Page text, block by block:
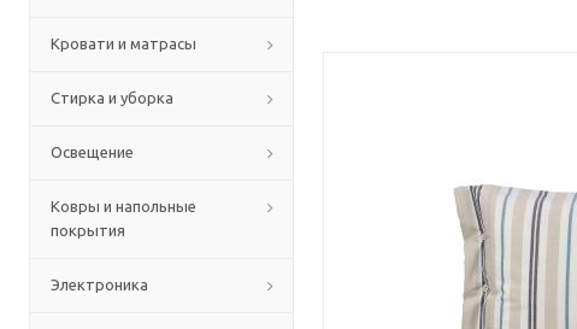
Кровати и матрасы
Стирка и уборка
Освещение
Ковры и напольные
покрытия
Электроника